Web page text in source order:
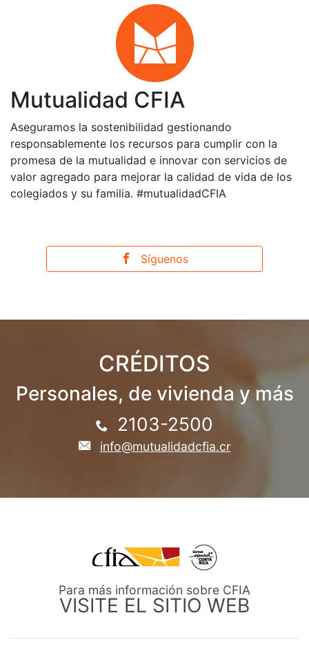
Mutualidad CFIA
Aseguramos la sostenibilidad gestionando
responsablemente los recursos para cumplir con la
promesa de la mutualidad e innovar con servicios de
valor agregado para mejorar la calidad de vida de los
colegiados y su familia. #mutualidadCFIA
Síguenos
CRÉDITOS
Personales, de vivienda y más
2103-2500
info@mutualidadcfia.cr
Para más información sobre CFIA
VISITE EL SITIO WEB